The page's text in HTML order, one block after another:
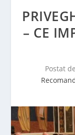
– CE
Postat de